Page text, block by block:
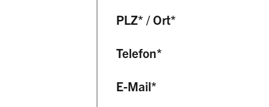
PLZ* /Ort*
Telefon*
E-Mail*